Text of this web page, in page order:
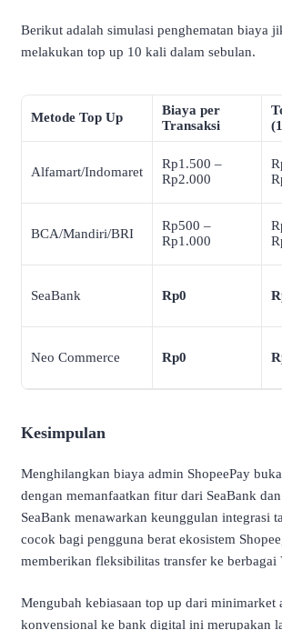
Berikut adalah simulasi penghematan biaya
melakukan top up 10 kali dalam sebulan.
Metode Top Up
Biaya per
Transaksi
Alfamart/Indomaret
Rp1.500 –
Rp2.000
BCA/Mandiri/BRI
Rp500 –
Rp1.000
SeaBank Rp0
Neo Commerce Rp0
Kesimpulan
Menghilangkan biaya admin ShopeePay
dengan memanfaatkan fitur dari SeaBank
SeaBank menawarkan keunggulan integrasi
cocok bagi pengguna berat ekosistem
memberikan fleksibilitas transfer ke berbagai
Mengubah kebiasaan top up dari minimarket
konvensional ke bank digital ini merupakan